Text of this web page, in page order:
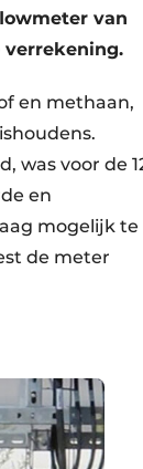
van
verrekening.
en methaan,
was voor de
en
mogelijk te
de meter